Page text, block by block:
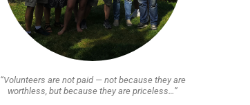
“Volunteers are not paid — not because they are
worthless, but because they are priceless…”